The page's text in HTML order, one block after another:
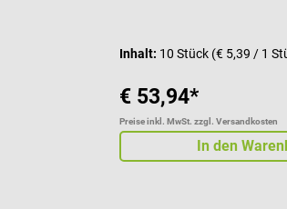
Inhalt: 10 Stück (€ 5,39 / 1
€ 53,94*
Preise inkl. MwSt. zzgl. Versandkosten
In den